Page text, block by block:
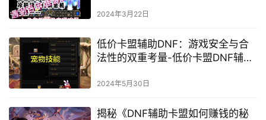
2024年3月22日
低价卡盟辅助DNF：游戏安全与合
法性的双重考量-低价卡盟DNF辅助
2024年5月30日
揭秘《DNF辅助卡盟如何赚钱的秘